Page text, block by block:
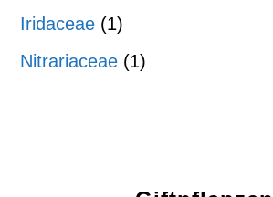
Iridaceae (1)
Nitrariaceae (1)